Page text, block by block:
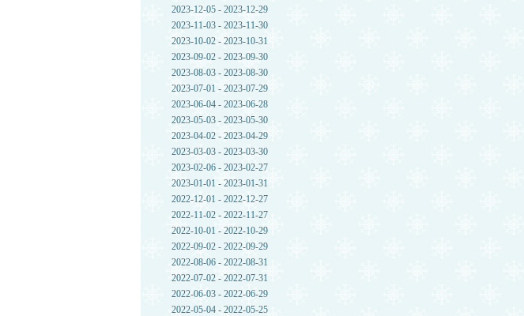
2023-12-05 - 2023-12-29
2023-11-03 - 2023-11-30
2023-10-02 - 2023-10-31
2023-09-02 - 2023-09-30
2023-08-03 - 2023-08-30
2023-07-01 - 2023-07-29
2023-06-04 - 2023-06-28
2023-05-03 - 2023-05-30
2023-04-02 - 2023-04-29
2023-03-03 - 2023-03-30
2023-02-06 - 2023-02-27
2023-01-01 - 2023-01-31
2022-12-01 - 2022-12-27
2022-11-02 - 2022-11-27
2022-10-01 - 2022-10-29
2022-09-02 - 2022-09-29
2022-08-06 - 2022-08-31
2022-07-02 - 2022-07-31
2022-06-03 - 2022-06-29
2022-05-04 - 2022-05-25